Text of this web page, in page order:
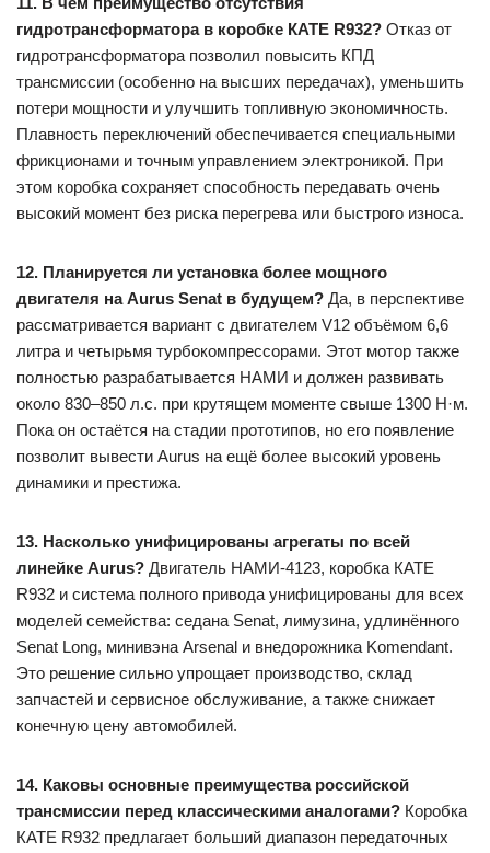
гидротрансформатора в коробке КАТЕ R932? Отказ от
гидротрансформатора позволил повысить КПД
трансмиссии (особенно на высших передачах), уменьшить
потери мощности и улучшить топливную экономичность.
Плавность переключений обеспечивается специальными
фрикционами и точным управлением электроникой. При
этом коробка сохраняет способность передавать очень
высокий момент без риска перегрева или быстрого износа.
12. Планируется ли установка более мощного
двигателя на Aurus Senat в будущем? Да, в перспективе
рассматривается вариант с двигателем V12 объёмом 6,6
литра и четырьмя турбокомпрессорами. Этот мотор также
полностью разрабатывается НАМИ и должен развивать
около 830–850 л.с. при крутящем моменте свыше 1300 Н·м.
Пока он остаётся на стадии прототипов, но его появление
позволит вывести Aurus на ещё более высокий уровень
динамики и престижа.
13. Насколько унифицированы агрегаты по всей
линейке Aurus? Двигатель НАМИ-4123, коробка КАТЕ
R932 и система полного привода унифицированы для всех
моделей семейства: седана Senat, лимузина, удлинённого
Senat Long, минивэна Arsenal и внедорожника Komendant.
Это решение сильно упрощает производство, склад
запчастей и сервисное обслуживание, а также снижает
конечную цену автомобилей.
14. Каковы основные преимущества российской
трансмиссии перед классическими аналогами? Коробка
КАТЕ R932 предлагает больший диапазон передаточных